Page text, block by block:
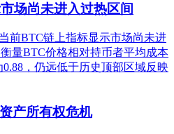
场尚未进入过热区间
前BTC链上指标显示市场尚未进
量BTC价格相对持币者平均成本
，仍远低于历史顶部区域反映
产所有权危机